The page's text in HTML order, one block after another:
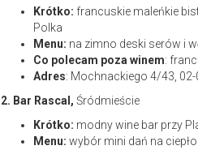
Krótko: francuskie maleńkie
Polka
Menu: na zimno deski serów i
Co polecam poza winem:
Adres: Mochnackiego 4/43,
2. Bar Rascal, Śródmieście
Krótko: modny wine bar przy
Menu: wybór mini dań na